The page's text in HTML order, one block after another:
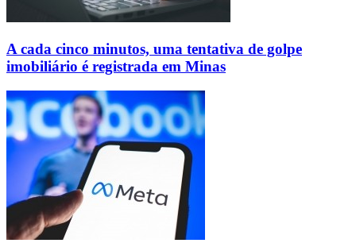
A cada cinco minutos, uma tentativa de golpe
imobiliário é registrada em Minas